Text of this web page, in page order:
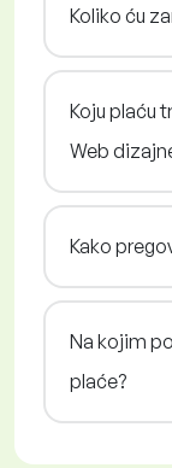
Koliko ću
Koju plaću
Web
Kako
Na kojim
plaće?